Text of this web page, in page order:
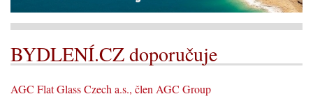
BYDLENÍ.CZ doporučuje
AGC Flat Glass Czech a.s., člen AGC Group